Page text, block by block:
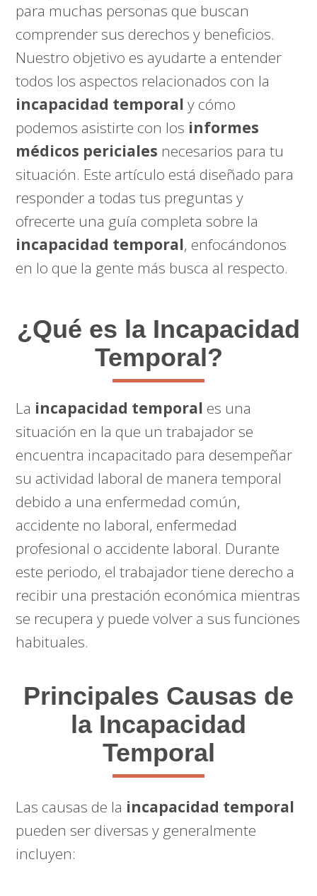
para muchas personas que buscan
comprender sus derechos y beneficios.
Nuestro objetivo es ayudarte a entender
todos los aspectos relacionados con la
incapacidad temporal y cómo
podemos asistirte con los informes
médicos periciales necesarios para tu
situación. Este artículo está diseñado para
responder a todas tus preguntas y
ofrecerte una guía completa sobre la
incapacidad temporal, enfocándonos
en lo que la gente más busca al respecto.
¿Qué es la Incapacidad
Temporal?
La incapacidad temporal es una
situación en la que un trabajador se
encuentra incapacitado para desempeñar
su actividad laboral de manera temporal
debido a una enfermedad común,
accidente no laboral, enfermedad
profesional o accidente laboral. Durante
este periodo, el trabajador tiene derecho a
recibir una prestación económica mientras
se recupera y puede volver a sus funciones
habituales.
Principales Causas de
la Incapacidad
Temporal
Las causas de la incapacidad temporal
pueden ser diversas y generalmente
incluyen: